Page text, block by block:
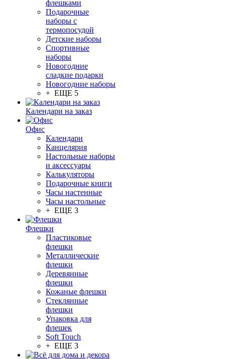
флешками
Подарочные
наборы с
термопосудой
Детские наборы
Спортивные
наборы
Новогодние
сладкие подарки
Новогодние наборы
+ ЕЩЕ 5
Календари на заказ
Офис
Календари
Канцелярия
Настольные наборы
и аксессуары
Калькуляторы
Подарочные книги
Часы настенные
Часы настольные
+ ЕЩЕ 3
Флешки
Пластиковые
флешки
Металлические
флешки
Деревянные
флешки
Кожаные флешки
Стеклянные
флешки
Упаковка для
флешек
Soft Touch
+ ЕЩЕ 3